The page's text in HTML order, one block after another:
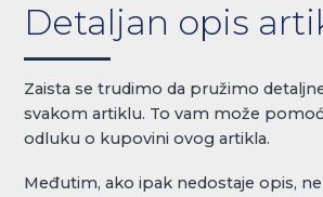
Detaljan opis
Zaista se trudimo da pružimo
svakom artiklu. To vam može
odluku o kupovini ovog artikla.
Međutim, ako ipak nedostaje opis,